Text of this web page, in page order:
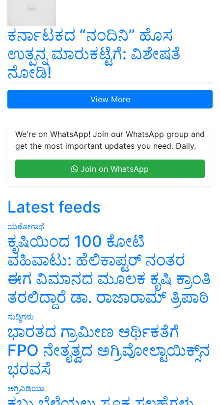
ಕರ್ನಾಟಕದ “ನಂದಿನಿ” ಹೊಸ
ಉತ್ಪನ್ನ ಮಾರುಕಟ್ಟೆಗೆ: ವಿಶೇಷತೆ
ನೋಡಿ!
View More
We're on WhatsApp! Join our WhatsApp group and
get the most important updates you need. Daily.
Join on WhatsApp
Latest feeds
ಯಶೋಗಾಥೆ
ಕೃಷಿಯಿಂದ 100 ಕೋಟಿ
ವಹಿವಾಟು: ಹೆಲಿಕಾಪ್ಟರ್ ನಂತರ
ಈಗ ವಿಮಾನದ ಮೂಲಕ ಕೃಷಿ ಕ್ರಾಂತಿ
ತರಲಿದ್ದಾರೆ ಡಾ. ರಾಜಾರಾಮ್ ತ್ರಿಪಾಠಿ
ಸುದ್ದಿಗಳು
ಭಾರತದ ಗ್ರಾಮೀಣ ಆರ್ಥಿಕತೆಗೆ
FPO ನೇತೃತ್ವದ ಅಗ್ರಿವೋಲ್ಟಾಯಿಕ್ಸ್‌ನ
ಭರವಸೆ
ಅಗ್ರಿಪಿಡಿಯಾ